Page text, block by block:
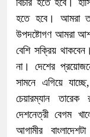
হতে হবে। আমরা
উপদষ্টোগণ আমরা
বেশি সক্রিয়
না। দেশের
সামনে এগিয়ে
চেয়ারম্যান
দেশনেত্রী বেগম
আগামীর